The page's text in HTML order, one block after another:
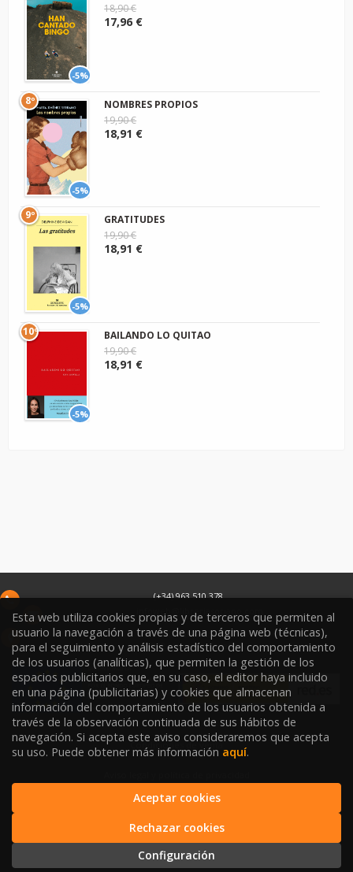
-5%
18,90 €
17,96 €
-5%
8º
NOMBRES PROPIOS
19,90 €
18,91 €
-5%
9º
GRATITUDES
19,90 €
18,91 €
-5%
10º
BAILANDO LO QUITAO
19,90 €
18,91 €
(+34) 963 510 378
infoweb@libreriasoriano.com
C/ Xàtiva 15
46002 Valencia España
Condiciones de venta
Política de Protección de Datos
Política de Cookies
2026 © LIBRERÍA SORIANO
Esta web utiliza cookies propias y de terceros que permiten al
usuario la navegación a través de una página web (técnicas),
para el seguimiento y análisis estadístico del comportamiento
de los usuarios (analíticas), que permiten la gestión de los
espacios publicitarios que, en su caso, el editor haya incluido
en una página (publicitarias) y cookies que almacenan
información del comportamiento de los usuarios obtenida a
través de la observación continuada de sus hábitos de
navegación. Si acepta este aviso consideraremos que acepta
su uso. Puede obtener más información aquí.
Configuración
Rechazar cookies
Aceptar cookies